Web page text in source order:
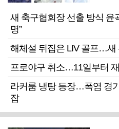
새 축구협회장 선출 방식
명”
해체설 뒤집은 LIV 골프…새
프로야구 취소…11일부터
라커룸 냉탕 등장…폭염 경
잡